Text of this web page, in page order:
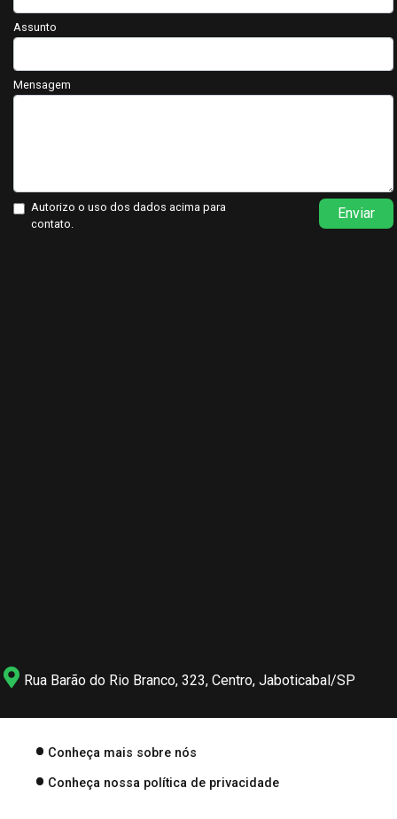
Assunto
Mensagem
Autorizo o uso dos dados acima para
contato.
Enviar
Rua Barão do Rio Branco, 323, Centro, Jaboticabal/SP
Conheça mais sobre nós
Conheça nossa política de privacidade